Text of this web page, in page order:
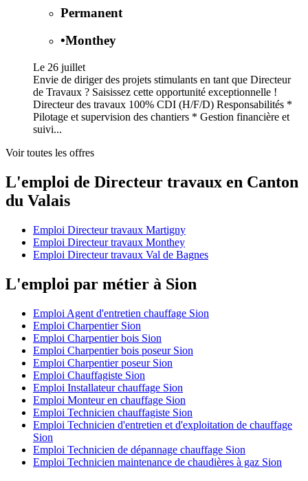
Permanent
•Monthey
Le 26 juillet
Envie de diriger des projets stimulants en tant que Directeur
de Travaux ? Saisissez cette opportunité exceptionnelle !
Directeur des travaux 100% CDI (H/F/D) Responsabilités *
Pilotage et supervision des chantiers * Gestion financière et
suivi...
Voir toutes les offres
L'emploi de Directeur travaux en Canton
du Valais
Emploi Directeur travaux Martigny
Emploi Directeur travaux Monthey
Emploi Directeur travaux Val de Bagnes
L'emploi par métier à Sion
Emploi Agent d'entretien chauffage Sion
Emploi Charpentier Sion
Emploi Charpentier bois Sion
Emploi Charpentier bois poseur Sion
Emploi Charpentier poseur Sion
Emploi Chauffagiste Sion
Emploi Installateur chauffage Sion
Emploi Monteur en chauffage Sion
Emploi Technicien chauffagiste Sion
Emploi Technicien d'entretien et d'exploitation de chauffage
Sion
Emploi Technicien de dépannage chauffage Sion
Emploi Technicien maintenance de chaudières à gaz Sion